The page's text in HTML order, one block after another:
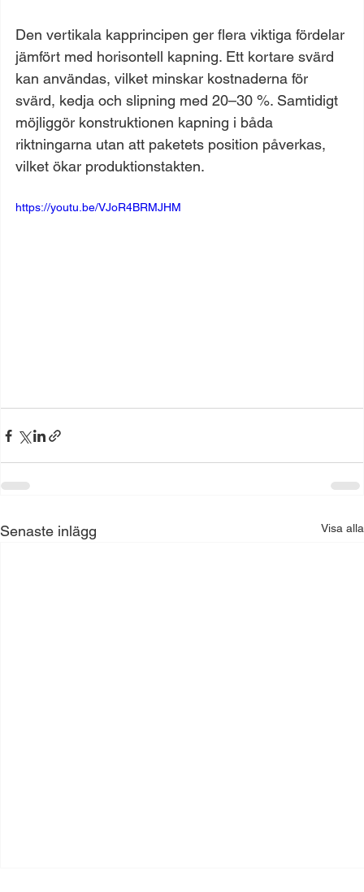
Den vertikala kapprincipen ger flera viktiga fördelar
jämfört med horisontell kapning. Ett kortare svärd
kan användas, vilket minskar kostnaderna för
svärd, kedja och slipning med 20–30 %. Samtidigt
möjliggör konstruktionen kapning i båda
riktningarna utan att paketets position påverkas,
vilket ökar produktionstakten.
https://youtu.be/VJoR4BRMJHM
Senaste inlägg Visa alla